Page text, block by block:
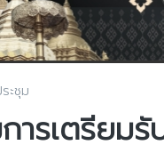
ะชุม
ารเตรียม